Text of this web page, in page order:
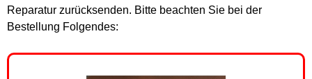
Reparatur zurücksenden. Bitte beachten Sie bei der
Bestellung Folgendes: